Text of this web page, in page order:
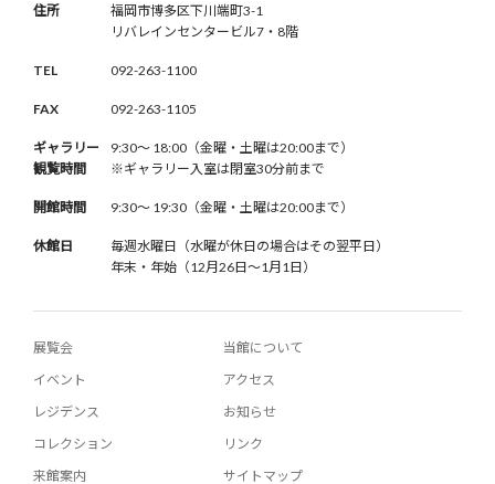
住所
福岡市博多区下川端町3-1
リバレインセンタービル7・8階
TEL 092-263-1100
FAX 092-263-1105
ギャラリー
観覧時間
9:30〜 18:00（金曜・土曜は20:00まで）
※ギャラリー入室は閉室30分前まで
開館時間 9:30〜 19:30（金曜・土曜は20:00まで）
休館日
毎週水曜日（水曜が休日の場合はその翌平日）
年末・年始（12月26日〜1月1日）
展覧会
イベント
レジデンス
コレクション
来館案内
当館について
アクセス
お知らせ
リンク
サイトマップ